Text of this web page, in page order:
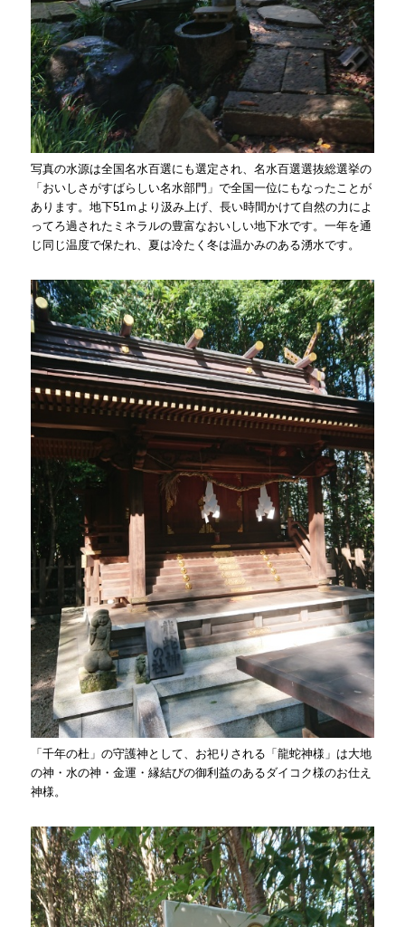
写真の水源は全国名水百選にも選定され、名水百選選抜総選挙の
「おいしさがすばらしい名水部門」で全国一位にもなったことが
あります。地下51ｍより汲み上げ、長い時間かけて自然の力によ
ってろ過されたミネラルの豊富なおいしい地下水です。一年を通
じ同じ温度で保たれ、夏は冷たく冬は温かみのある湧水です。
「千年の杜」の守護神として、お祀りされる「龍蛇神様」は大地
の神・水の神・金運・縁結びの御利益のあるダイコク様のお仕え
神様。